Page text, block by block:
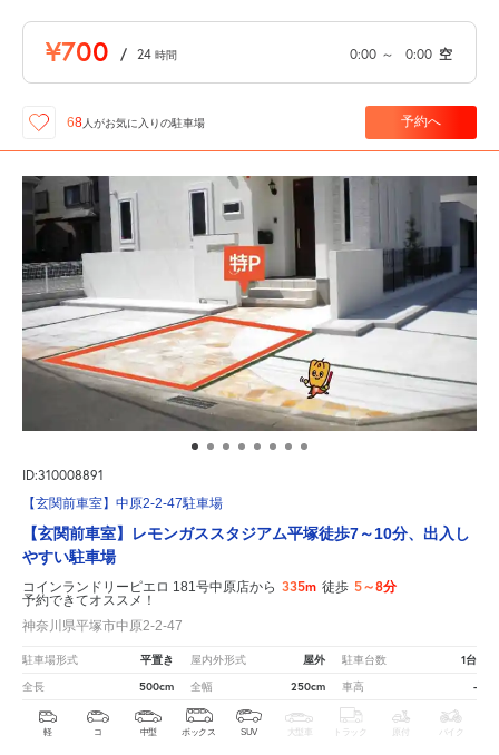
¥700 / 24 時間 0:00 ～ 0:00 空
68 人がお気に入りの駐車場 予約へ
ID:310008891
【玄関前車室】中原2-2-47駐車場
【玄関前車室】レモンガススタジアム平塚徒歩7～10分、出入し
やすい駐車場
コインランドリーピエロ 181号中原店から 335m 徒歩 5～8分
予約できてオススメ！
神奈川県平塚市中原2-2-47
駐車場形式 平置き 屋内外形式 屋外 駐車台数 1台
全長 500cm 全幅 250cm 車高 -
軽 コ 中型 ボックス SUV 大型車 トラック 原付 バイク